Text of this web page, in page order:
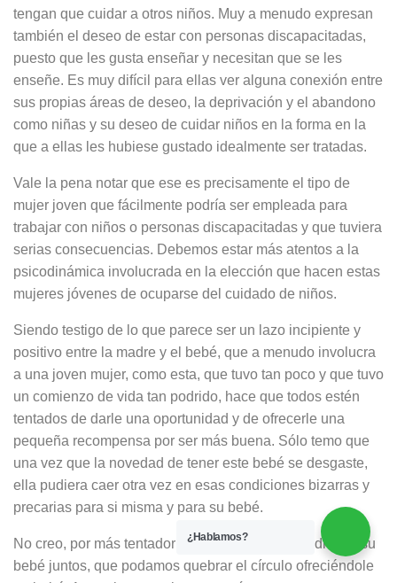
tengan que cuidar a otros niños. Muy a menudo expresan
también el deseo de estar con personas discapacitadas,
puesto que les gusta enseñar y necesitan que se les
enseñe. Es muy difícil para ellas ver alguna conexión entre
sus propias áreas de deseo, la deprivación y el abandono
como niñas y su deseo de cuidar niños en la forma en la
que a ellas les hubiese gustado idealmente ser tratadas.
Vale la pena notar que ese es precisamente el tipo de
mujer joven que fácilmente podría ser empleada para
trabajar con niños o personas discapacitadas y que tuviera
serias consecuencias. Debemos estar más atentos a la
psicodinámica involucrada en la elección que hacen estas
mujeres jóvenes de ocuparse del cuidado de niños.
Siendo testigo de lo que parece ser un lazo incipiente y
positivo entre la madre y el bebé, que a menudo involucra
a una joven mujer, como esta, que tuvo tan poco y que tuvo
un comienzo de vida tan podrido, hace que todos estén
tentados de darle una oportunidad y de ofrecerle una
pequeña recompensa por ser más buena. Sólo temo que
una vez que la novedad de tener este bebé se desgaste,
ella pudiera caer otra vez en esas condiciones bizarras y
precarias para si misma y para su bebé.
No creo, por más tentador que sea ver a una madre y a su
bebé juntos, que podamos quebrar el círculo ofreciéndole
¿Hablamos?